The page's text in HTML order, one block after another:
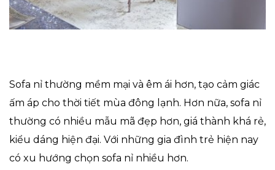
Sofa nỉ thường mềm mại và êm ái hơn, tạo cảm giác
ấm áp cho thời tiết mùa đông lạnh. Hơn nữa, sofa nỉ
thường có nhiều mẫu mã đẹp hơn, giá thành khá rẻ,
kiểu dáng hiện đại. Với những gia đình trẻ hiện nay
có xu hướng chọn sofa nỉ nhiều hơn.